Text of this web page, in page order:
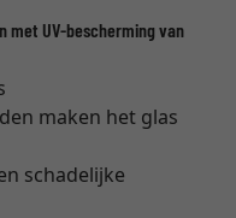
met UV-bescherming van
maken het glas
schadelijke